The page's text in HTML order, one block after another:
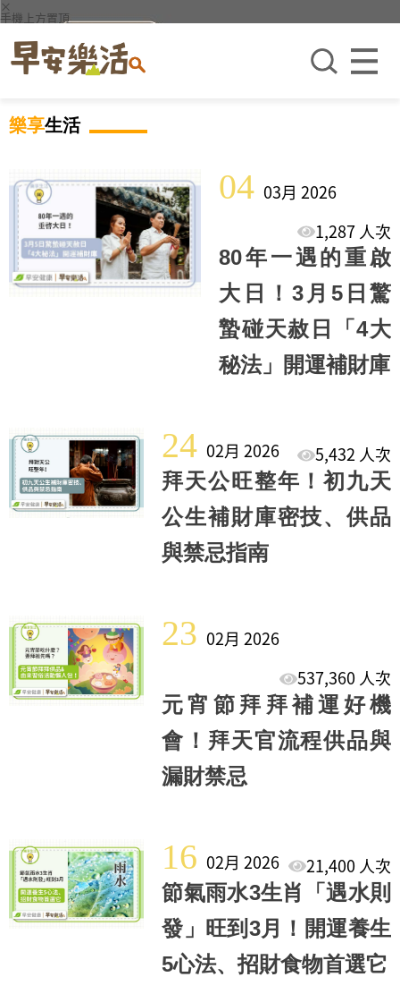
×
手機上方置頂
樂享生活
04 03月 2026
1,287 人次
80年一遇的重啟
大日！3月5日驚
蟄碰天赦日「4大
秘法」開運補財庫
24 02月 2026
5,432 人次
拜天公旺整年！初九天
公生補財庫密技、供品
與禁忌指南
23 02月 2026
537,360 人次
元宵節拜拜補運好機
會！拜天官流程供品與
漏財禁忌
16 02月 2026
21,400 人次
節氣雨水3生肖「遇水則
發」旺到3月！開運養生
5心法、招財食物首選它